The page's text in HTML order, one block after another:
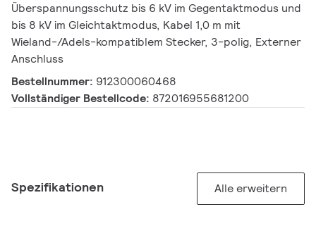
Überspannungsschutz bis 6 kV im Gegentaktmodus und
bis 8 kV im Gleichtaktmodus, Kabel 1,0 m mit
Wieland-/Adels-kompatiblem Stecker, 3-polig, Externer
Anschluss
Bestellnummer: 912300060468
Vollständiger Bestellcode: 872016955681200
Spezifikationen Alle erweitern